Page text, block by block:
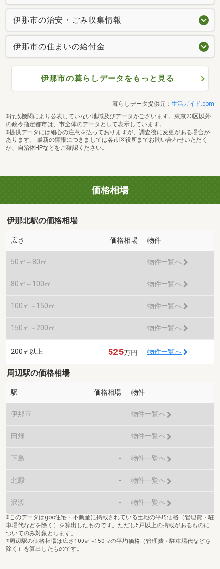
伊那市の治安・ごみ収集情報
伊那市の住まいの給付金
伊那市の暮らしデータをもっと見る
暮らしデータ提供元： 生活ガイド.com
※行政機関により公表していない地域及びデータがございます。東京23区以外
の政令指定都市は、市全体のデータとして表示しています。
※提供データには細心の注意を払っておりますが、調査後に変更がある場合が
あります。 最新の情報につきましては各市区役所までお問い合わせいただく
か、自治体HPなどをご確認ください。
価格相場
伊那北駅の価格相場
広さ 価格相場 物件
50㎡～80㎡ - 物件一覧へ
80㎡～100㎡ - 物件一覧へ
100㎡～150㎡ - 物件一覧へ
150㎡～200㎡ - 物件一覧へ
200㎡以上 525万円 物件一覧へ
周辺駅の価格相場
駅 価格相場 物件
伊那市 - 物件一覧へ
田畑 - 物件一覧へ
下島 - 物件一覧へ
北殿 - 物件一覧へ
沢渡 - 物件一覧へ
※このデータはgoo住宅・不動産に掲載されている土地の平均価格（管理費・駐
車場代などを除く）を算出したものです。ただし5戸以上の掲載があるものに
ついてのみ対象とします。
※周辺駅の価格相場は広さ100㎡~150㎡の平均価格（管理費・駐車場代などを
除く）を算出したものです。